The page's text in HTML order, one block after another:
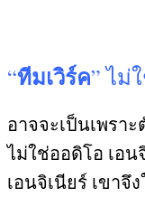
“ทีมเวิร์ค”ไม่
อาจจะเป็นเพรา
ไม่ใช่ออดิโอ เอน
เอนจิเนียร์ เขา